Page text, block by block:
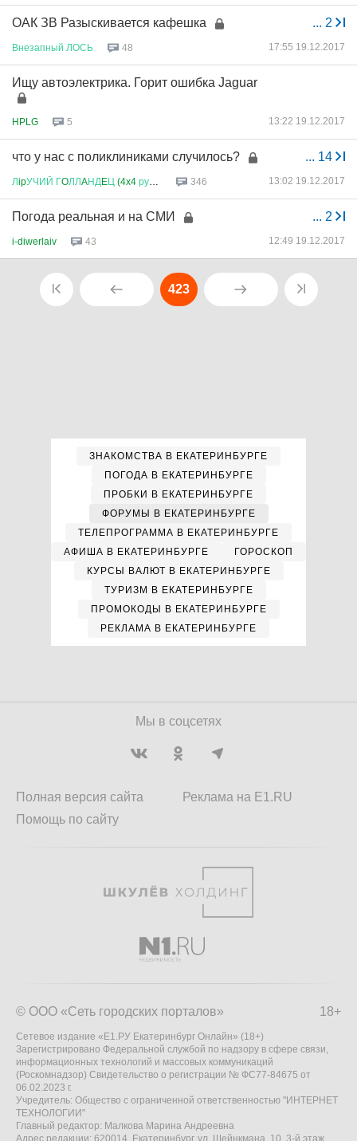
... 2
ОАК ЗВ Разыскивается кафешка
Внезапный ЛОСЬ 48 17:55 19.12.2017
Ищу автоэлектрика. Горит ошибка Jaguar
HPLG 5 13:22 19.12.2017
... 14
что у нас с поликлиниками случилось?
ЛipУЧИЙ ГOЛЛAНДEЦ (4x4 рулит 346 13:02 19.12.2017
... 2
Погода реальная и на СМИ
i-diwerlaiv 43 12:49 19.12.2017
423
ЗНАКОМСТВА В ЕКАТЕРИНБУРГЕ
ПОГОДА В ЕКАТЕРИНБУРГЕ
ПРОБКИ В ЕКАТЕРИНБУРГЕ
ФОРУМЫ В ЕКАТЕРИНБУРГЕ
ТЕЛЕПРОГРАММА В ЕКАТЕРИНБУРГЕ
АФИША В ЕКАТЕРИНБУРГЕ
ГОРОСКОП
КУРСЫ ВАЛЮТ В ЕКАТЕРИНБУРГЕ
ТУРИЗМ В ЕКАТЕРИНБУРГЕ
ПРОМОКОДЫ В ЕКАТЕРИНБУРГЕ
РЕКЛАМА В ЕКАТЕРИНБУРГЕ
Мы в соцсетях
Полная версия сайта
Помощь по сайту
Реклама на E1.RU
18+
© ООО «Сеть городских порталов»
Сетевое издание «Е1.РУ Екатеринбург Онлайн» (18+)
Зарегистрировано Федеральной службой по надзору в сфере связи,
информационных технологий и массовых коммуникаций
(Роскомнадзор) Свидетельство о регистрации № ФС77-84675 от
06.02.2023 г.
Учредитель: Общество с ограниченной ответственностью "ИНТЕРНЕТ
ТЕХНОЛОГИИ"
Главный редактор: Малкова Марина Андреевна
Адрес редакции: 620014, Екатеринбург, ул. Шейнкмана, 10, 3-й этаж,